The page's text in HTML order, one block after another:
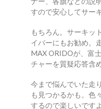
すので安心してサー
もちろん。サーキッ
イバーにもお勧め。
MAX ORIDOが、富
チャーを質疑応答含
今まで悩んでいた走
も見つかるかも。色
するので楽しいですよ